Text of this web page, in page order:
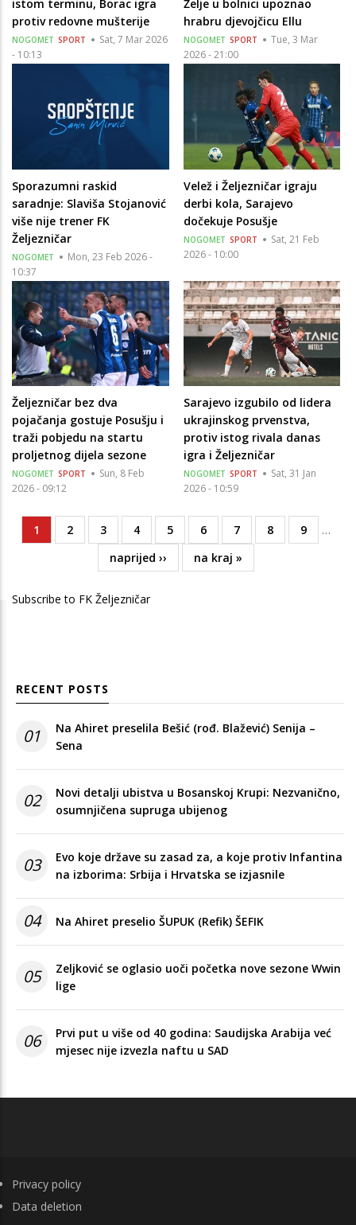
istom terminu, Borac igra
protiv redovne mušterije
NOGOMET SPORT
Sat, 7 Mar 2026
- 10:13
Želje u bolnici upoznao
hrabru djevojčicu Ellu
NOGOMET SPORT
Tue, 3 Mar
2026 - 21:00
Sporazumni raskid
saradnje: Slaviša Stojanović
više nije trener FK
Željezničar
NOGOMET
Mon, 23 Feb 2026 -
10:37
Velež i Željezničar igraju
derbi kola, Sarajevo
dočekuje Posušje
NOGOMET SPORT
Sat, 21 Feb
2026 - 10:00
Željezničar bez dva
pojačanja gostuje Posušju i
traži pobjedu na startu
proljetnog dijela sezone
NOGOMET SPORT
Sun, 8 Feb
2026 - 09:12
Sarajevo izgubilo od lidera
ukrajinskog prvenstva,
protiv istog rivala danas
igra i Željezničar
NOGOMET SPORT
Sat, 31 Jan
2026 - 10:59
Pagination
Current
page
1 Page
2 Page
3 Page
4 Page
5 Page
6 Page
7 Page
8 Page
9
…
Next
page
naprijed ››
Last
page
na kraj »
Subscribe to FK Željezničar
RECENT POSTS
01
Na Ahiret preselila Bešić (rođ. Blažević) Senija –
Sena
02
Novi detalji ubistva u Bosanskoj Krupi: Nezvanično,
osumnjičena supruga ubijenog
03
Evo koje države su zasad za, a koje protiv Infantina
na izborima: Srbija i Hrvatska se izjasnile
04 Na Ahiret preselio ŠUPUK (Refik) ŠEFIK
05
Zeljković se oglasio uoči početka nove sezone Wwin
lige
06
Prvi put u više od 40 godina: Saudijska Arabija već
mjesec nije izvezla naftu u SAD
FOOTER
Privacy policy
Data deletion